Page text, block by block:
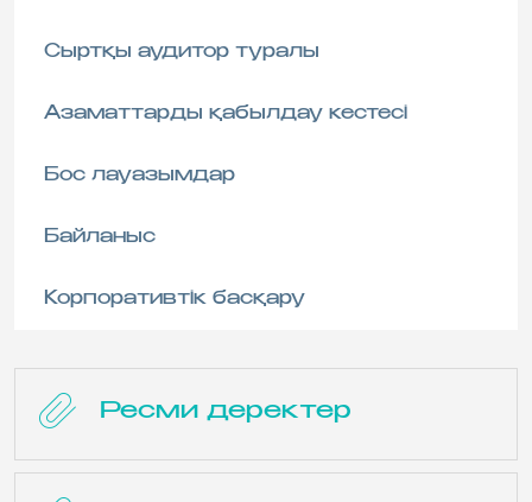
Сыртқы аудитор туралы
Азаматтарды қабылдау кестесі
Бос лауазымдар
Байланыс
Корпоративтік басқару
Ресми деректер